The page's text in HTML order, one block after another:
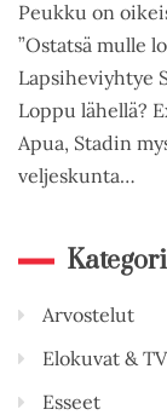
Peukku on
”Ostatsä mulle
Lapsiheviyhtye
Loppu lähellä?
Apua, Stadin
veljeskunta…
Arvostelut
Elokuvat & TV
Esseet